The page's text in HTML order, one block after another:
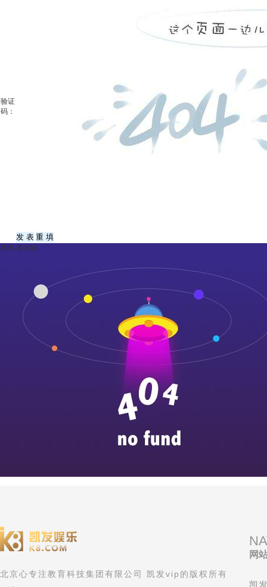
验证
码：
共有-条评论
北京心专注教育科技集团有限公司 凯发vip的版权所有
网
凯